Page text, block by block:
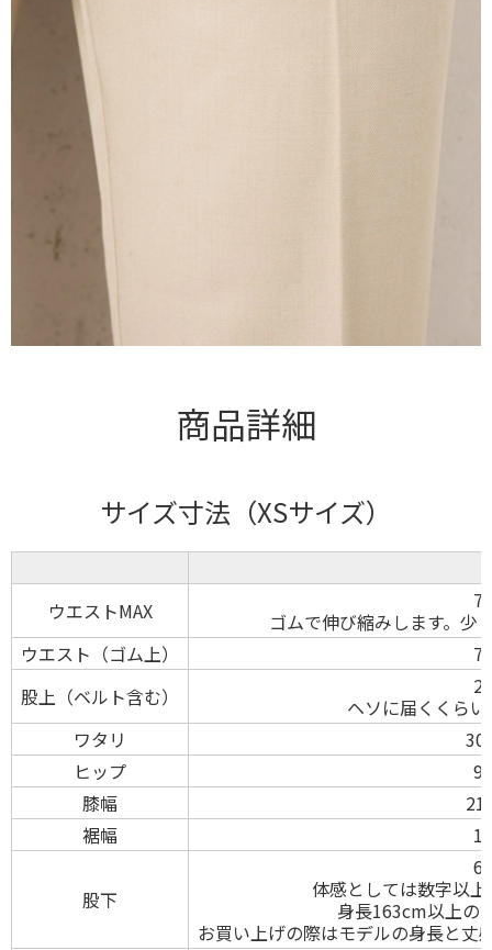
商品詳細
サイズ寸法（XSサイズ）
ウエストMAX
ゴムで伸び縮みします。少
ウエスト（ゴム上）
股上（ベルト含む）
ヘソに届くくら
ワタリ
ヒップ
膝幅
裾幅
股下
体感としては数字以
身長163cm以上の
お買い上げの際はモデルの身長と丈